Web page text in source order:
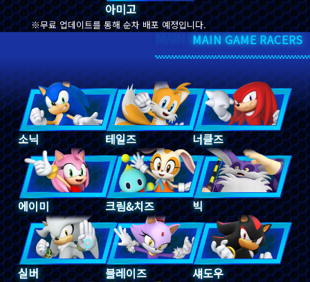
아미고
무료 업데이트를 통해 순차 배포 예정입니다.
MAIN GAME RACERS
MAIN GAME RACERS
소닉 테일즈 너클즈
에이미 크림&치즈 빅
실버 블레이즈 섀도우